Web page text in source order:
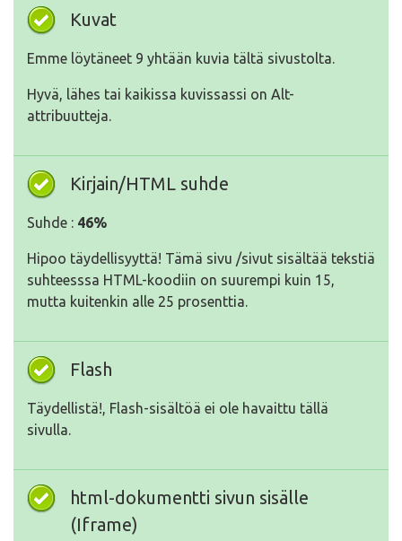
Kuvat
Emme löytäneet 9 yhtään kuvia tältä sivustolta.
Hyvä, lähes tai kaikissa kuvissassi on Alt-
attribuutteja.
Kirjain/HTML suhde
Suhde : 46%
Hipoo täydellisyyttä! Tämä sivu /sivut sisältää tekstiä
suhteesssa HTML-koodiin on suurempi kuin 15,
mutta kuitenkin alle 25 prosenttia.
Flash
Täydellistä!, Flash-sisältöä ei ole havaittu tällä
sivulla.
html-dokumentti sivun sisälle
(Iframe)